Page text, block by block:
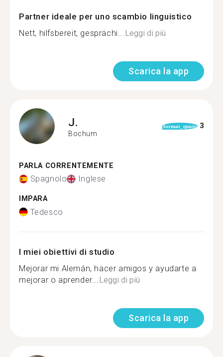
Partner ideale per uno scambio linguistico
Nett, hilfsbereit, gesprächi... Leggi di più
Scarica la app
J.
Bochum
format_quote 3
PARLA CORRENTEMENTE
Spagnolo Inglese
IMPARA
Tedesco
I miei obiettivi di studio
Mejorar mi Alemán, hacer amigos y ayudarte a
mejorar o aprender... Leggi di più
Scarica la app